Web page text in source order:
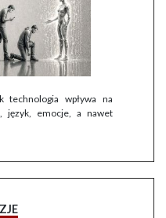
technologia wpływa na
język, emocje, a nawet